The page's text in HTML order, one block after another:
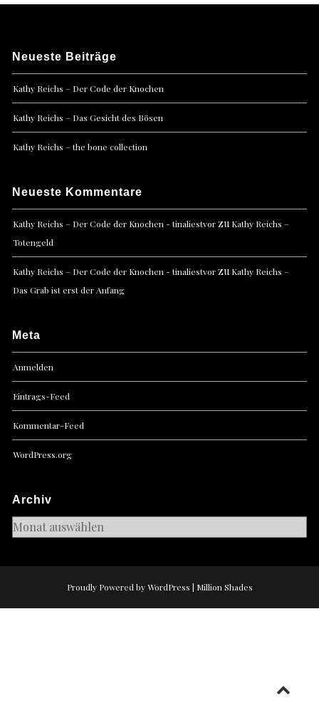
Neueste Beiträge
Kathy Reichs – Der Code der Knochen
Kathy Reichs – Das Gesicht des Bösen
Kathy Reichs – the bone collection
Neueste Kommentare
Kathy Reichs – Der Code der Knochen - tinaliestvorzu Kathy Reichs –
Totengeld
Kathy Reichs – Der Code der Knochen - tinaliestvorzu Kathy Reichs –
Das Grab ist erst der Anfang
Meta
Anmelden
Eintrags-Feed
Kommentar-Feed
WordPress.org
Archiv
Archiv
Proudly Powered by WordPress | Million Shades